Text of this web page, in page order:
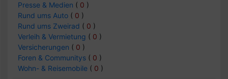
Presse & Medien ( 0 )
Rund ums Auto ( 0 )
Rund ums Zweirad ( 0 )
Verleih & Vermietung ( 0 )
Versicherungen ( 0 )
Foren & Communitys ( 0 )
Wohn- & Reisemobile ( 0 )